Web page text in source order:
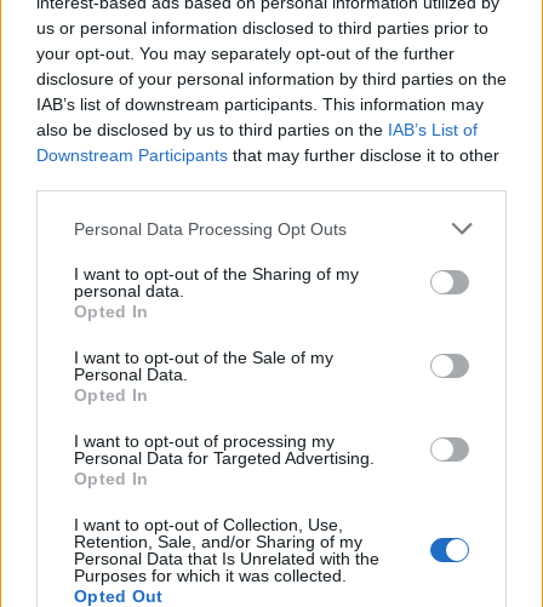
us or personal information disclosed to third parties prior to
your opt-out. You may separately opt-out of the further
disclosure of your personal information by third parties on the
IAB’s list of downstream participants. This information may
also be disclosed by us to third parties on the IAB’s List of
Downstream Participants that may further disclose it to other
Please note that this website/app uses one or more Google
not limited to your visit or usage behaviour. You may click to
grant or deny consent to Google and its third-party tags to
use your data for below specified purposes in below Google
consent section.
Personal Data Processing Opt Outs
I want to opt-out of the Sharing of my
personal data.
Opted In
I want to opt-out of the Sale of my
Personal Data.
Opted In
I want to opt-out of processing my
Personal Data for Targeted Advertising.
Opted In
I want to opt-out of Collection, Use,
Retention, Sale, and/or Sharing of my
Personal Data that Is Unrelated with the
Purposes for which it was collected.
Opted Out
ZGŁOŚ POPRAWKĘ
Pozostały wątpliwości? Brakuje czegoś w haśle?
SPRAWDŹ
Często sprawdzane